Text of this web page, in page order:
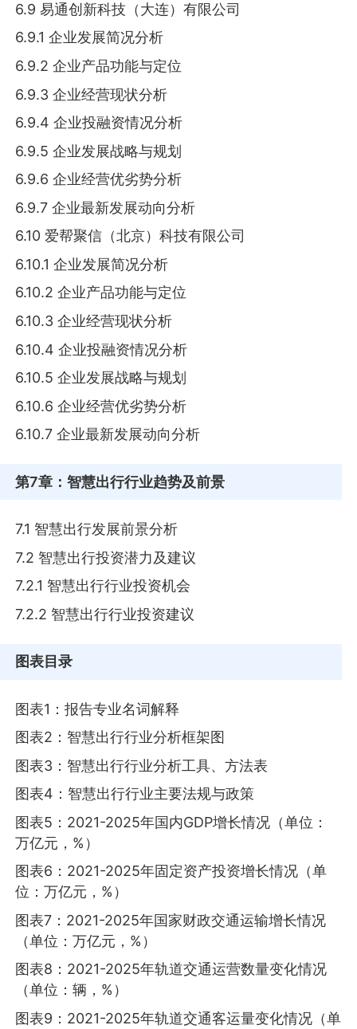
6.9 易通创新科技（大连）有限公司
6.9.1 企业发展简况分析
6.9.2 企业产品功能与定位
6.9.3 企业经营现状分析
6.9.4 企业投融资情况分析
6.9.5 企业发展战略与规划
6.9.6 企业经营优劣势分析
6.9.7 企业最新发展动向分析
6.10 爱帮聚信（北京）科技有限公司
6.10.1 企业发展简况分析
6.10.2 企业产品功能与定位
6.10.3 企业经营现状分析
6.10.4 企业投融资情况分析
6.10.5 企业发展战略与规划
6.10.6 企业经营优劣势分析
6.10.7 企业最新发展动向分析
第7章 ：智慧出行行业趋势及前景
7.1 智慧出行发展前景分析
7.2 智慧出行投资潜力及建议
7.2.1 智慧出行行业投资机会
7.2.2 智慧出行行业投资建议
图表目录
图表1：报告专业名词解释
图表2：智慧出行行业分析框架图
图表3：智慧出行行业分析工具、方法表
图表4：智慧出行行业主要法规与政策
图表5：2021-2025年国内GDP增长情况（单位：
万亿元，%）
图表6：2021-2025年固定资产投资增长情况（单
位：万亿元，%）
图表7：2021-2025年国家财政交通运输增长情况
（单位：万亿元，%）
图表8：2021-2025年轨道交通运营数量变化情况
（单位：辆，%）
图表9：2021-2025年轨道交通客运量变化情况（单